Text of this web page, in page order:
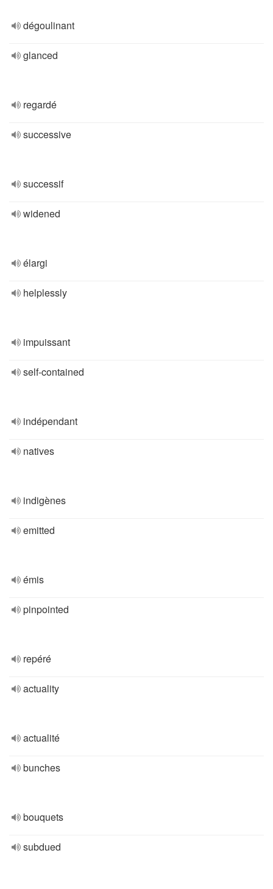
dégoulinant
glanced
regardé
successive
successif
widened
élargi
helplessly
impuissant
self-contained
indépendant
natives
indigènes
emitted
émis
pinpointed
repéré
actuality
actualité
bunches
bouquets
subdued